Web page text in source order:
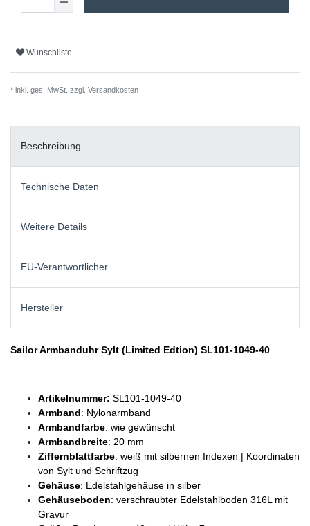
Wunschliste
* inkl. ges. MwSt. zzgl. Versandkosten
Beschreibung
Technische Daten
Weitere Details
EU-Verantwortlicher
Hersteller
Sailor Armbanduhr Sylt (Limited Edtion) SL101-1049-40
Artikelnummer: SL101-1049-40
Armband: Nylonarmband
Armbandfarbe: wie gewünscht
Armbandbreite: 20 mm
Ziffernblattfarbe: weiß mit silbernen Indexen | Koordinaten
von Sylt und Schriftzug
Gehäuse: Edelstahlgehäuse in silber
Gehäuseboden: verschraubter Edelstahlboden 316L mit
Gravur